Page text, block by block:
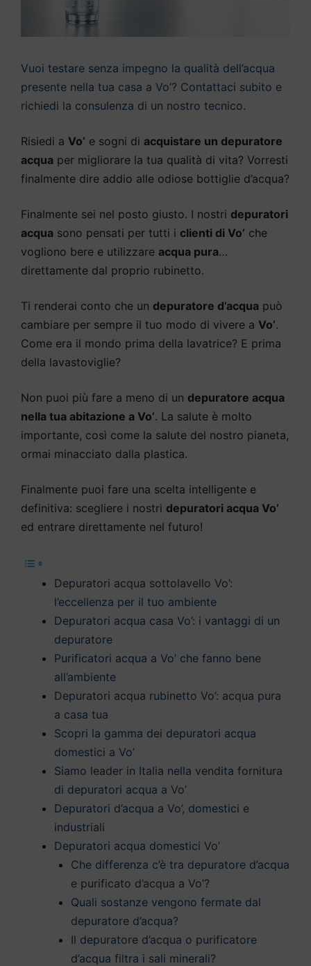
Vuoi testare senza impegno la qualità dell’acqua
presente nella tua casa a Vo’? Contattaci subito e
richiedi la consulenza di un nostro tecnico.
Risiedi a Vo’ e sogni di acquistare un depuratore
acqua per migliorare la tua qualità di vita? Vorresti
finalmente dire addio alle odiose bottiglie d’acqua?
Finalmente sei nel posto giusto. I nostri depuratori
acqua sono pensati per tutti i clienti di Vo’ che
vogliono bere e utilizzare acqua pura…
direttamente dal proprio rubinetto.
Ti renderai conto che un depuratore d’acqua può
cambiare per sempre il tuo modo di vivere a Vo’.
Come era il mondo prima della lavatrice? E prima
della lavastoviglie?
Non puoi più fare a meno di un depuratore acqua
nella tua abitazione a Vo’. La salute è molto
importante, così come la salute del nostro pianeta,
ormai minacciato dalla plastica.
Finalmente puoi fare una scelta intelligente e
definitiva: scegliere i nostri depuratori acqua Vo’
ed entrare direttamente nel futuro!
Depuratori acqua sottolavello Vo’:
l’eccellenza per il tuo ambiente
Depuratori acqua casa Vo’: i vantaggi di un
depuratore
Purificatori acqua a Vo’ che fanno bene
all’ambiente
Depuratori acqua rubinetto Vo’: acqua pura
a casa tua
Scopri la gamma dei depuratori acqua
domestici a Vo’
Siamo leader in Italia nella vendita fornitura
di depuratori acqua a Vo’
Depuratori d’acqua a Vo’, domestici e
industriali
Depuratori acqua domestici Vo’
Che differenza c’è tra depuratore d’acqua
e purificato d’acqua a Vo’?
Quali sostanze vengono fermate dal
depuratore d’acqua?
Il depuratore d’acqua o purificatore
d’acqua filtra i sali minerali?